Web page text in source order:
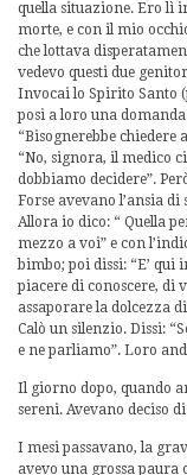
quella situazione. Ero lì
morte, e con il mio
che lottava
vedevo questi due
Invocai lo Spirito Santo
posi a loro una
“Bisognerebbe chiedere
“No, signora, il medico
dobbiamo decidere”.
Forse avevano l’ansia
Allora io dico: “ Quella
mezzo a voi” e con
bimbo; poi dissi: “E’ qui
piacere di conoscere, di
assaporare la dolcezza
Calò un silenzio. Dissi:
e ne parliamo”. Loro
Il giorno dopo, quando
sereni. Avevano deciso
I mesi passavano, la
avevo una grossa paura